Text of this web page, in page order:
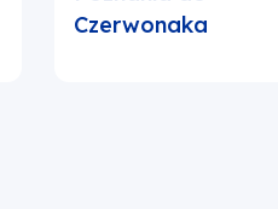
Czerwonaka